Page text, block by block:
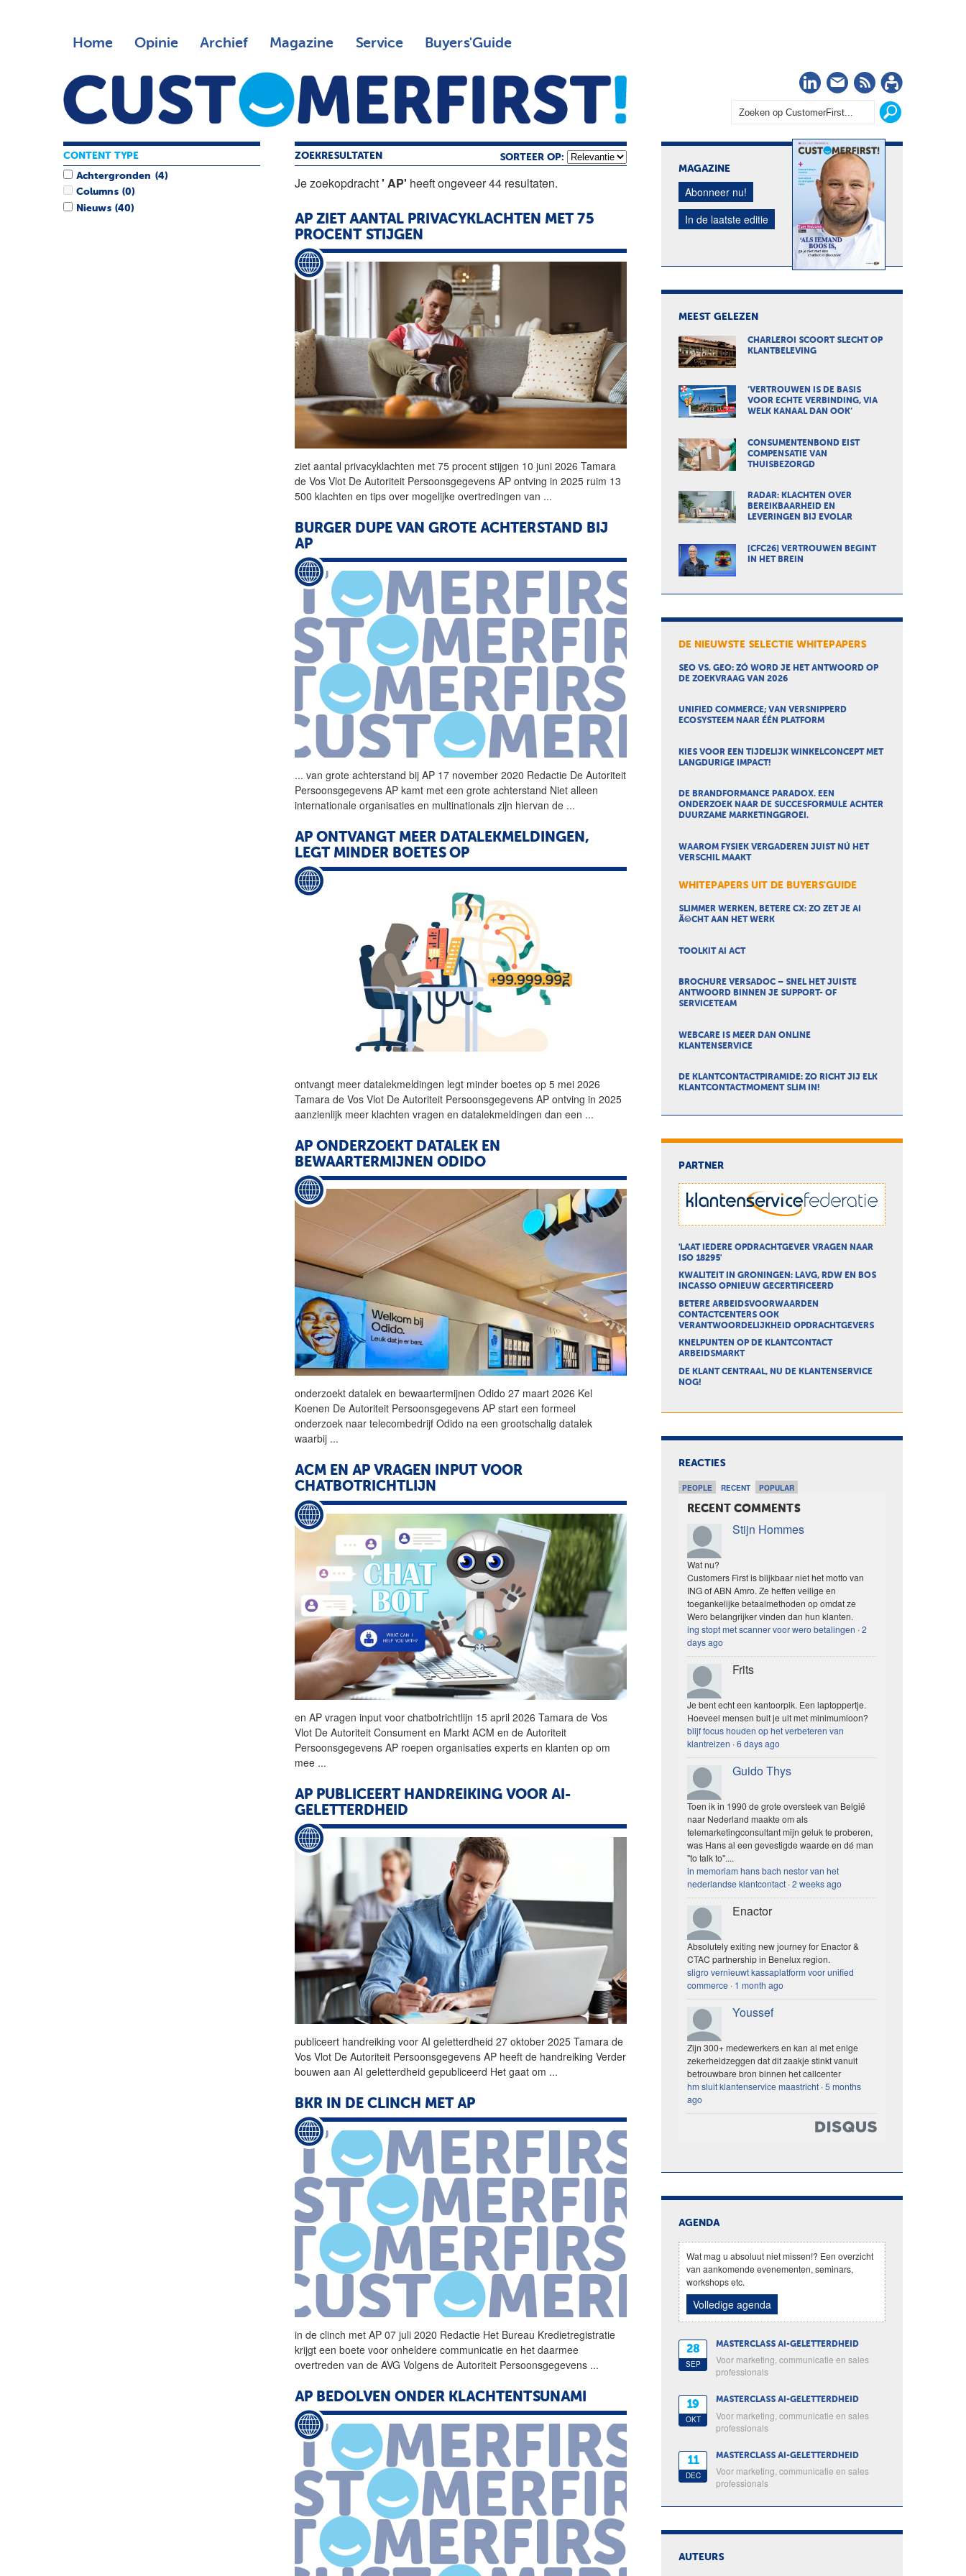
Home Opinie Archief Magazine Service Buyers'Guide
LinkedIn
Nieuwsbrief
RSS
ZOEKRESULTATEN SORTEER OP:
Je zoekopdracht' AP' heeft ongeveer 44 resultaten.
AP ZIET AANTAL PRIVACYKLACHTEN MET 75
PROCENT STIJGEN
ziet aantal privacyklachten met 75 procent stijgen 10 juni 2026 Tamara
de Vos Vlot De Autoriteit PersoonsgegevensAP ontving in 2025 ruim 13
500 klachten en tips over mogelijke overtredingen van ...
BURGER DUPE VAN GROTE ACHTERSTAND BIJ
AP
... van grote achterstand bijAP 17 november 2020 Redactie De Autoriteit
PersoonsgegevensAP kamt met een grote achterstand Niet alleen
internationale organisaties en multinationals zijn hiervan de ...
AP ONTVANGT MEER DATALEKMELDINGEN,
LEGT MINDER BOETES OP
ontvangt meer datalekmeldingen legt minder boetes op 5 mei 2026
Tamara de Vos Vlot De Autoriteit PersoonsgegevensAP ontving in 2025
aanzienlijk meer klachten vragen en datalekmeldingen dan een ...
AP ONDERZOEKT DATALEK EN
BEWAARTERMIJNEN ODIDO
onderzoekt datalek en bewaartermijnen Odido 27 maart 2026 Kel
Koenen De Autoriteit PersoonsgegevensAP start een formeel
onderzoek naar telecombedrijf Odido na een grootschalig datalek
waarbij ...
ACM ENAP VRAGEN INPUT VOOR
CHATBOTRICHTLIJN
enAP vragen input voor chatbotrichtlijn 15 april 2026 Tamara de Vos
Vlot De Autoriteit Consument en Markt ACM en de Autoriteit
PersoonsgegevensAP roepen organisaties experts en klanten op om
mee ...
AP PUBLICEERT HANDREIKING VOOR AI-
GELETTERDHEID
publiceert handreiking voor AI geletterdheid 27 oktober 2025 Tamara de
Vos Vlot De Autoriteit PersoonsgegevensAP heeft de handreiking Verder
bouwen aan AI geletterdheid gepubliceerd Het gaat om ...
BKR IN DE CLINCH METAP
in de clinch metAP 07 juli 2020 Redactie Het Bureau Kredietregistratie
krijgt een boete voor onheldere communicatie en het daarmee
overtreden van de AVG Volgens de Autoriteit Persoonsgegevens ...
AP BEDOLVEN ONDER KLACHTENTSUNAMI
CONTENT TYPE
Achtergronden (4)
Columns (0)
Nieuws (40)
MAGAZINE
Abonneer nu!
In de laatste editie
MEEST GELEZEN
CHARLEROI SCOORT SLECHT OP
KLANTBELEVING
‘VERTROUWEN IS DE BASIS
VOOR ECHTE VERBINDING, VIA
WELK KANAAL DAN OOK’
CONSUMENTENBOND EIST
COMPENSATIE VAN
THUISBEZORGD
RADAR: KLACHTEN OVER
BEREIKBAARHEID EN
LEVERINGEN BIJ EVOLAR
[CFC26] VERTROUWEN BEGINT
IN HET BREIN
DE NIEUWSTE SELECTIE WHITEPAPERS
SEO VS. GEO: ZÓ WORD JE HET ANTWOORD OP
DE ZOEKVRAAG VAN 2026
UNIFIED COMMERCE; VAN VERSNIPPERD
ECOSYSTEEM NAAR ÉÉN PLATFORM
KIES VOOR EEN TIJDELIJK WINKELCONCEPT MET
LANGDURIGE IMPACT!
DE BRANDFORMANCE PARADOX. EEN
ONDERZOEK NAAR DE SUCCESFORMULE ACHTER
DUURZAME MARKETINGGROEI.
WAAROM FYSIEK VERGADEREN JUIST NÚ HET
VERSCHIL MAAKT
WHITEPAPERS UIT DE BUYERS'GUIDE
SLIMMER WERKEN, BETERE CX: ZO ZET JE AI
Ã©CHT AAN HET WERK
TOOLKIT AI ACT
BROCHURE VERSADOC – SNEL HET JUISTE
ANTWOORD BINNEN JE SUPPORT- OF
SERVICETEAM
WEBCARE IS MEER DAN ONLINE
KLANTENSERVICE
DE KLANTCONTACTPIRAMIDE: ZO RICHT JIJ ELK
KLANTCONTACTMOMENT SLIM IN!
PARTNER
'LAAT IEDERE OPDRACHTGEVER VRAGEN NAAR
ISO 18295'
KWALITEIT IN GRONINGEN: LAVG, RDW EN BOS
INCASSO OPNIEUW GECERTIFICEERD
BETERE ARBEIDSVOORWAARDEN
CONTACTCENTERS OOK
VERANTWOORDELIJKHEID OPDRACHTGEVERS
KNELPUNTEN OP DE KLANTCONTACT
ARBEIDSMARKT
DE KLANT CENTRAAL, NU DE KLANTENSERVICE
NOG!
REACTIES
PEOPLE RECENT POPULAR
RECENT COMMENTS
Stijn Hommes
Wat nu?
Customers First is blijkbaar niet het motto van
ING of ABN Amro. Ze heffen veilige en
toegankelijke betaalmethoden op omdat ze
Wero belangrijker vinden dan hun klanten.
ing stopt met scanner voor wero betalingen ·2
days ago
Frits
Je bent echt een kantoorpik. Een laptoppertje.
Hoeveel mensen buit je uit met minimumloon?
blijf focus houden op het verbeteren van
klantreizen ·6 days ago
Guido Thys
Toen ik in 1990 de grote oversteek van België
naar Nederland maakte om als
telemarketingconsultant mijn geluk te proberen,
was Hans al een gevestigde waarde en dé man
"to talk to"....
in memoriam hans bach nestor van het
nederlandse klantcontact ·2 weeks ago
Enactor
Absolutely exiting new journey for Enactor &
CTAC partnership in Benelux region.
sligro vernieuwt kassaplatform voor unified
commerce · 1 month ago
Youssef
Zijn 300+ medewerkers en kan al met enige
zekerheidzeggen dat dit zaakje stinkt vanuit
betrouwbare bron binnen het callcenter
hm sluit klantenservice maastricht ·5 months
ago
AGENDA
Wat mag u absoluut niet missen!? Een overzicht
van aankomende evenementen, seminars,
workshops etc.
Volledige agenda
28
SEP
MASTERCLASS AI-GELETTERDHEID
Voor marketing, communicatie en sales
professionals
19
OKT
MASTERCLASS AI-GELETTERDHEID
Voor marketing, communicatie en sales
professionals
11
DEC
MASTERCLASS AI-GELETTERDHEID
Voor marketing, communicatie en sales
professionals
AUTEURS